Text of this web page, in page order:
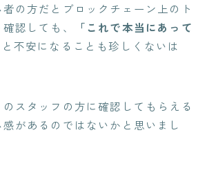
の方だとブロックチェーン上のト
認しても、
「これで本当にあって
と不安になることも珍しくないは
スタッフの方に確認してもらえる
があるのではないかと思いまし